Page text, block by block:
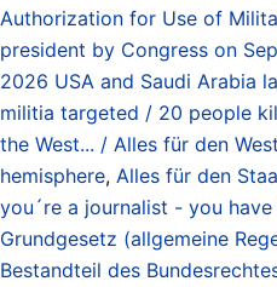
Authorization for Use of
president by Congress on
2026 USA and Saudi Arabia
militia targeted / 20 people
the West... / Alles für den
hemisphere, Alles für den
you´re a journalist - you
Grundgesetz (allgemeine
Bestandteil des